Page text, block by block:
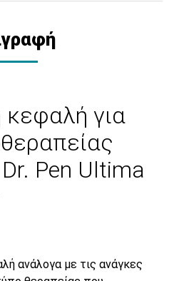
κεφαλή για
Pen Ultima
ανάλογα με τις ανάγκες